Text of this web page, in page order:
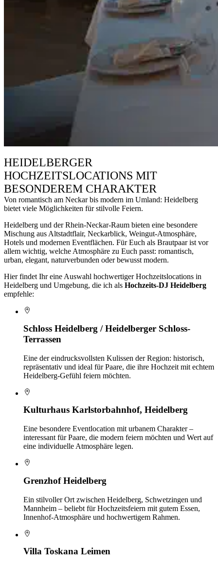
HEIDELBERGER
HOCHZEITSLOCATIONS MIT
BESONDEREM CHARAKTER
Von romantisch am Neckar bis modern im Umland: Heidelberg
bietet viele Möglichkeiten für stilvolle Feiern.
Heidelberg und der Rhein-Neckar-Raum bieten eine besondere
Mischung aus Altstadtflair, Neckarblick, Weingut-Atmosphäre,
Hotels und modernen Eventflächen. Für Euch als Brautpaar ist vor
allem wichtig, welche Atmosphäre zu Euch passt: romantisch,
urban, elegant, naturverbunden oder bewusst modern.
Hier findet Ihr eine Auswahl hochwertiger Hochzeitslocations in
Heidelberg und Umgebung, die ich als Hochzeits-DJ Heidelberg
empfehle:
Schloss Heidelberg / Heidelberger Schloss-
Terrassen
Eine der eindrucksvollsten Kulissen der Region: historisch,
repräsentativ und ideal für Paare, die ihre Hochzeit mit echtem
Heidelberg-Gefühl feiern möchten.
Kulturhaus Karlstorbahnhof, Heidelberg
Eine besondere Eventlocation mit urbanem Charakter –
interessant für Paare, die modern feiern möchten und Wert auf
eine individuelle Atmosphäre legen.
Grenzhof Heidelberg
Ein stilvoller Ort zwischen Heidelberg, Schwetzingen und
Mannheim – beliebt für Hochzeitsfeiern mit gutem Essen,
Innenhof-Atmosphäre und hochwertigem Rahmen.
Villa Toskana Leimen